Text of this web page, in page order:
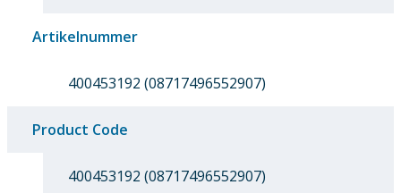
Artikelnummer
400453192 (08717496552907)
Product Code
400453192 (08717496552907)